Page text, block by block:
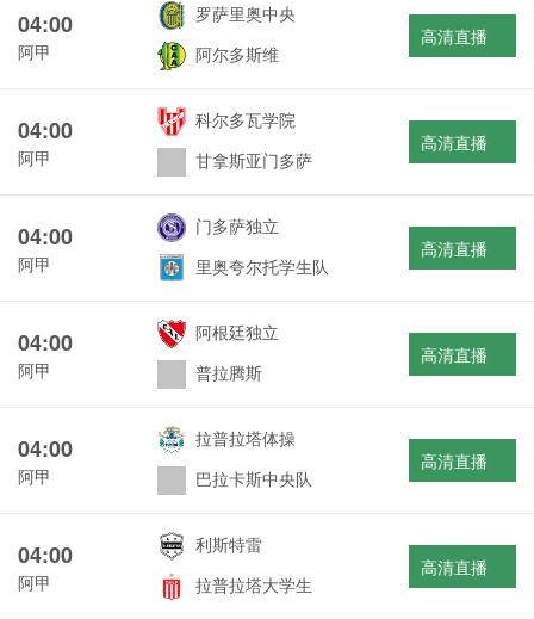
04:00
阿甲
罗萨里奥中央
阿尔多斯维
高清直播
04:00
阿甲
科尔多瓦学院
甘拿斯亚门多萨
高清直播
04:00
阿甲
门多萨独立
里奥夸尔托学生队
高清直播
04:00
阿甲
阿根廷独立
普拉腾斯
高清直播
04:00
阿甲
拉普拉塔体操
巴拉卡斯中央队
高清直播
04:00
阿甲
利斯特雷
拉普拉塔大学生
高清直播